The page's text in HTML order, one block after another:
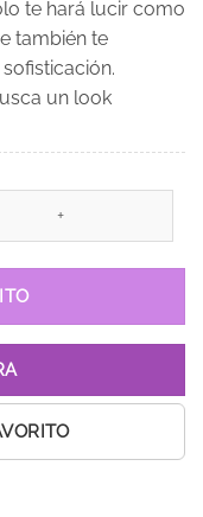
te hará lucir como
también te
un look
cantidad